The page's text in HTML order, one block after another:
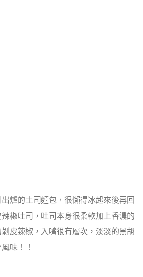
爐的土司麵包，很懶得冰起來後再回
椒吐司，吐司本身很柔軟加上香濃的
皮辣椒，入嘴很有層次，淡淡的黑胡
味！！